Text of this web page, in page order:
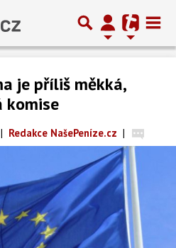
je příliš měkká,
komise
| Redakce NašePeníze.cz |